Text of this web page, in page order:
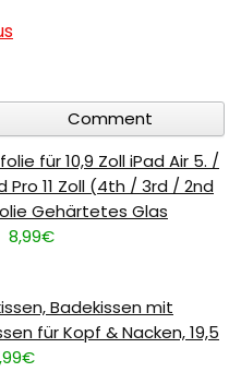
Comment
für 10,9 Zoll iPad Air 5. /
Pro 11 Zoll (4th / 3rd / 2nd
Gehärtetes Glas
8,99€
Badekissen mit
für Kopf & Nacken, 19,5